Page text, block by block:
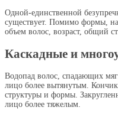
Одной-единственной
существует. Помимо формы,
объем волос, возраст, общий
Каскадные и
Водопад волос, спадающих
лицо более вытянутым.
структуры и формы.
лицо более тяжелым.